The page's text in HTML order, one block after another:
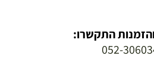
התקשרו:
052-